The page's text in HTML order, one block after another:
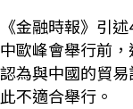
《金融時報》引
中歐峰會舉行前
認為與中國的貿
此不適合舉行。